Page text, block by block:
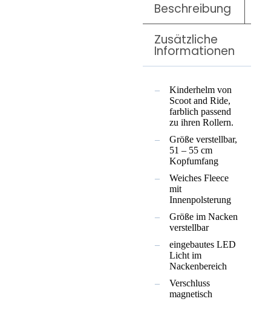
Beschreibung
Zusätzliche
Informationen
Kinderhelm von
Scoot and Ride,
farblich passend
zu ihren Rollern.
Größe verstellbar,
51 – 55 cm
Kopfumfang
Weiches Fleece
mit
Innenpolsterung
Größe im Nacken
verstellbar
eingebautes LED
Licht im
Nackenbereich
Verschluss
magnetisch